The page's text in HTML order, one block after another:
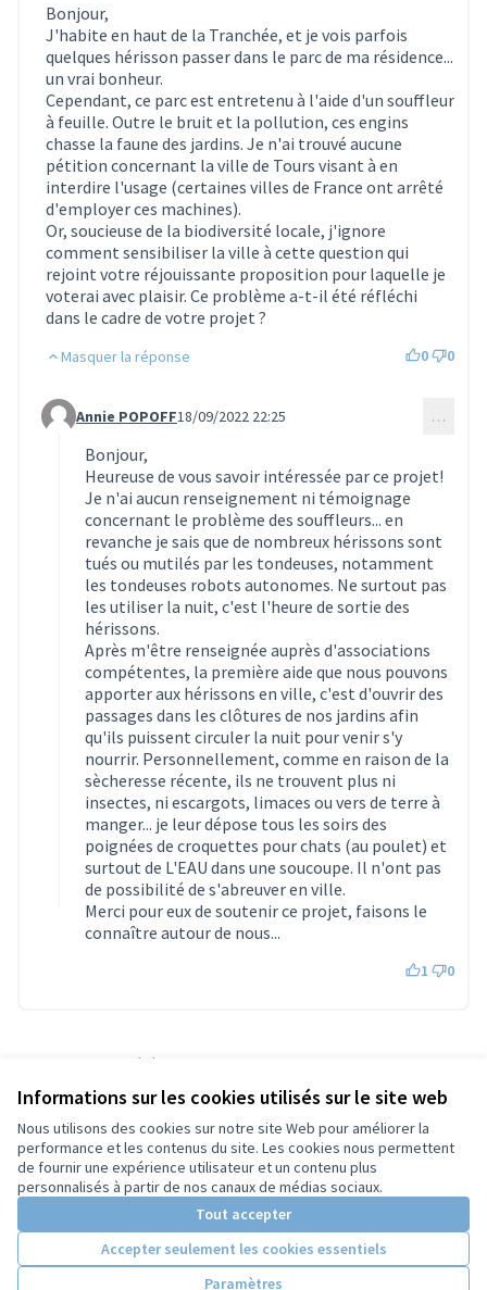
Informations sur les cookies utilisés sur le site web
Nous utilisons des cookies sur notre site Web pour améliorer la
performance et les contenus du site. Les cookies nous permettent
de fournir une expérience utilisateur et un contenu plus
personnalisés à partir de nos canaux de médias sociaux.
Tout accepter
Accepter seulement les cookies essentiels
Paramètres
Bonjour,
J'habite en haut de la Tranchée, et je vois parfois
quelques hérisson passer dans le parc de ma résidence...
un vrai bonheur.
Cependant, ce parc est entretenu à l'aide d'un souffleur
à feuille. Outre le bruit et la pollution, ces engins
chasse la faune des jardins. Je n'ai trouvé aucune
pétition concernant la ville de Tours visant à en
interdire l'usage (certaines villes de France ont arrêté
d'employer ces machines).
Or, soucieuse de la biodiversité locale, j'ignore
comment sensibiliser la ville à cette question qui
rejoint votre réjouissante proposition pour laquelle je
voterai avec plaisir. Ce problème a-t-il été réfléchi
dans le cadre de votre projet ?
Masquer la réponse 0 0
Commentaire 879 (réponse au commentaire 878)
Annie POPOFF18/09/2022 22:25 …
Bonjour,
Heureuse de vous savoir intéressée par ce projet!
Je n'ai aucun renseignement ni témoignage
concernant le problème des souffleurs... en
revanche je sais que de nombreux hérissons sont
tués ou mutilés par les tondeuses, notamment
les tondeuses robots autonomes. Ne surtout pas
les utiliser la nuit, c'est l'heure de sortie des
hérissons.
Après m'être renseignée auprès d'associations
compétentes, la première aide que nous pouvons
apporter aux hérissons en ville, c'est d'ouvrir des
passages dans les clôtures de nos jardins afin
qu'ils puissent circuler la nuit pour venir s'y
nourrir. Personnellement, comme en raison de la
sècheresse récente, ils ne trouvent plus ni
insectes, ni escargots, limaces ou vers de terre à
manger... je leur dépose tous les soirs des
poignées de croquettes pour chats (au poulet) et
surtout de L'EAU dans une soucoupe. Il n'ont pas
de possibilité de s'abreuver en ville.
Merci pour eux de soutenir ce projet, faisons le
connaître autour de nous...
1 0
Référence : tours-PROP-2022-04-502
Vérifiez l'empreinte numérique
Conditions d'utilisation
Paramètres des cookies
Licence
(Lien